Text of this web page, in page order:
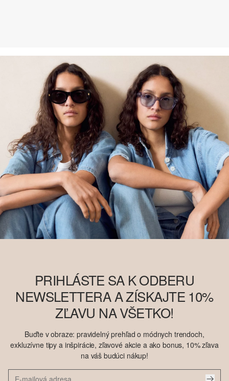
PRIHLÁSTE SA K ODBERU
NEWSLETTERA A ZÍSKAJTE 10%
ZĽAVU NA VŠETKO!
Buďte v obraze: pravidelný prehľad o módnych trendoch,
exkluzívne tipy a inšpirácie, zľavové akcie a ako bonus, 10% zľava
na váš budúci nákup!